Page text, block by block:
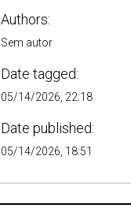
Authors:
Sem autor
Date tagged:
05/14/2026, 22:18
Date published:
05/14/2026, 18:51